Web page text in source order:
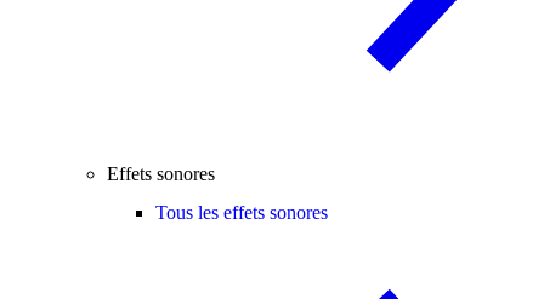
Effets sonores
Tous les effets sonores